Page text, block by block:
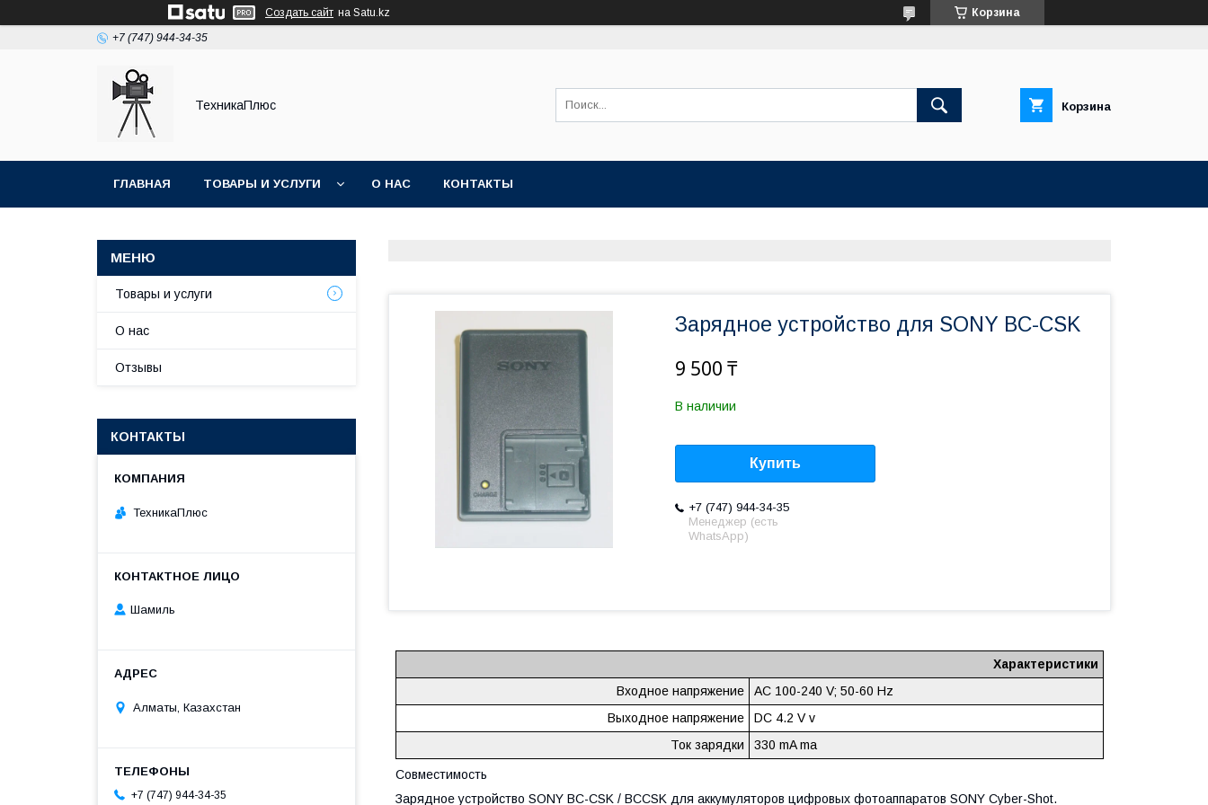
Создать сайт на Satu.kz Корзина
+7 (747) 944-34-35
ТехникаПлюс Корзина
ГЛАВНАЯ ТОВАРЫ И УСЛУГИ О НАС КОНТАКТЫ
Зарядное устройство для SONY BC-CSK
9 500 ₸
В наличии
Купить
+7 (747) 944-34-35
Менеджер (есть
WhatsApp)
Характеристики
Входное напряжение
AC 100-240 V; 50-60 Hz
Выходное напряжение
DC 4.2 V v
Ток зарядки
330 mA ma
Совместимость
Зарядное устройство SONY BC-CSK / BCCSK для аккумуляторов цифровых фотоаппаратов SONY Cyber-Shot.
Товары и услуги
О нас
Отзывы
КОНТАКТЫ
ТехникаПлюс
Шамиль
Алматы, Казахстан
+7 (747) 944-34-35